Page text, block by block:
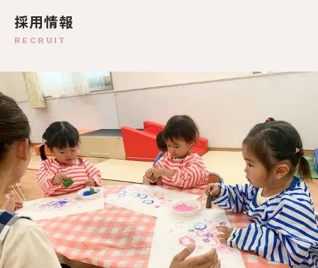
採用情報
RECRUIT